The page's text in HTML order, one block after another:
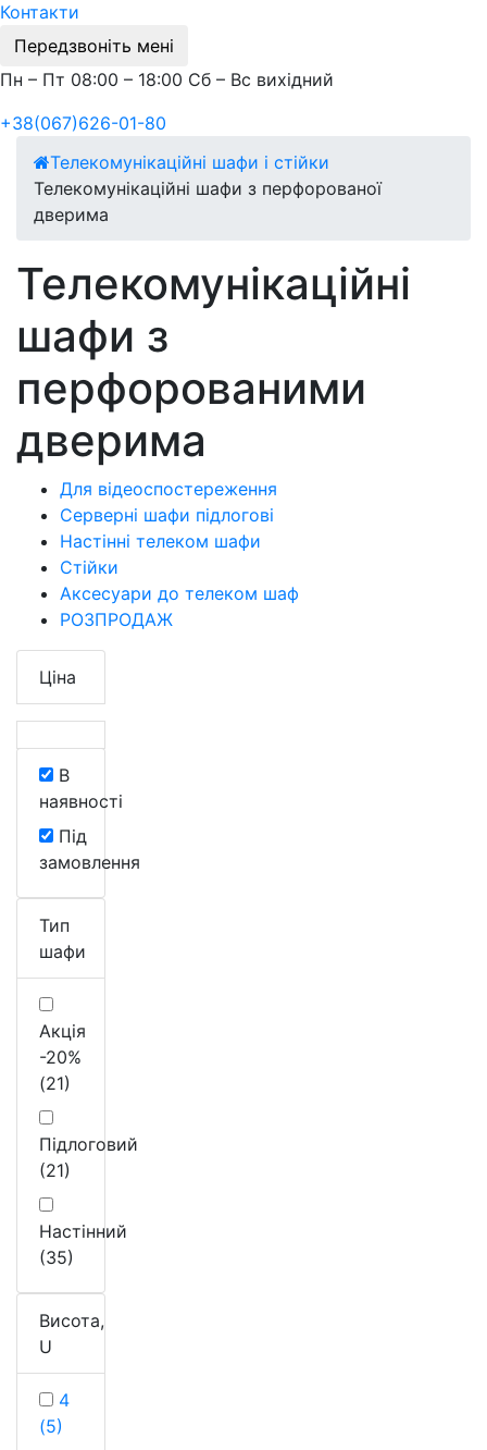
Контакти
Передзвоніть мені
Пн – Пт 08:00 – 18:00 Сб – Вс вихідний
+38(067)626-01-80
Телекомунікаційні шафи і стійки
Телекомунікаційні шафи з перфорованої
дверима
Телекомунікаційні
шафи з
перфорованими
дверима
Для відеоспостереження
Серверні шафи підлогові
Настінні телеком шафи
Стійки
Аксесуари до телеком шаф
РОЗПРОДАЖ
Ціна
В
наявності
Під
замовлення
Тип
шафи
Акція
-20%
(21)
Підлоговий
(21)
Настінний
(35)
Висота,
U
4
(5)